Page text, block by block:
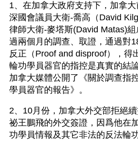
1、在加拿大政府支持下，加拿
深國會議員大衛-喬高（David
律師大衛-麥塔斯(David Matas)
過兩個月的調查、取證，通過對
反正（Proof and disproof），得
輪功學員器官的指控是真實的結
加拿大媒體公開了《關於調查指
學員器官的報告》。
2、10月份，加拿大外交部拒絕
祕王鵬飛的外交簽證，因爲他在
功學員情報及其它非法的反法輪